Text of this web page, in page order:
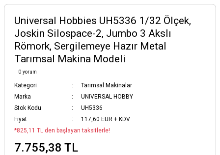
Universal Hobbies UH5336 1/32 Ölçek,
Joskin Silospace-2, Jumbo 3 Akslı
Römork, Sergilemeye Hazır Metal
Tarımsal Makina Modeli
0 yorum
Kategori
Tarımsal Makinalar
Marka
UNIVERSAL HOBBY
Stok Kodu
UH5336
Fiyat
117,60 EUR + KDV
*825,11 TL den başlayan taksitlerle!
7.755,38 TL